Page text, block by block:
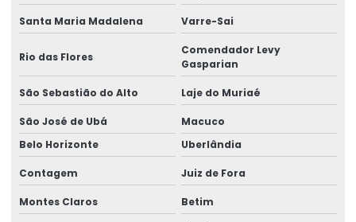
Tubo de aço quadrado
Tubo de aço redondo
Tubo quadrado
Tubo quadrado de aço
Valor perfil metálico
Santa Maria Madalena Varre-Sai
Rio das Flores
Comendador Levy
Gasparian
São Sebastião do Alto Laje do Muriaé
São José de Ubá
Macuco
Belo Horizonte
Uberlândia
Contagem Juiz de Fora
Montes Claros Betim